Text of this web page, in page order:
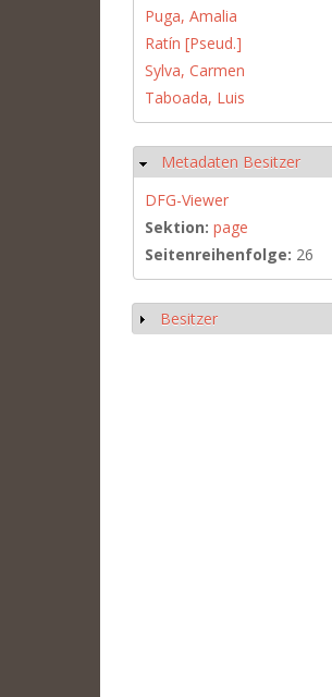
Puga, Amalia
Ratín [Pseud.]
Sylva, Carmen
Taboada, Luis
Hide
Metadaten Besitzer
DFG-Viewer
Sektion: page
Seitenreihenfolge: 26
Show
Besitzer